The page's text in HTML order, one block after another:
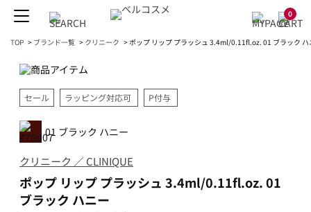
0
TOP > ブランド一覧 > クリニーク >ポップ リップ プラッシュ 3.4ml/0.11fl.oz. 01 ブラック ハ
セール ラッピング対応可 P付与
01 ブラック ハニー
クリニーク ／ CLINIQUE
ポップ リップ プラッシュ 3.4ml/0.11fl.oz. 01
ブラック ハニー